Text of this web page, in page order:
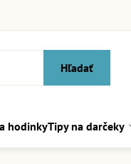
Hľadať
hodinkyTipy na darčeky